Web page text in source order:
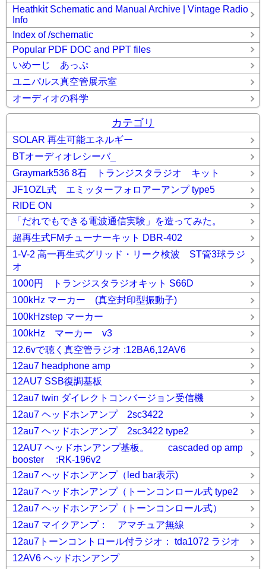
Heathkit Schematic and Manual Archive | Vintage Radio
Info
Index of /schematic
Popular PDF DOC and PPT files
いめーじ あっぷ
ユニパルス真空管展示室
オーディオの科学
カテゴリ
SOLAR 再生可能エネルギー
BTオーディオレシーバ_
Graymark536 8石 トランジスタラジオ キット
JF1OZL式 エミッターフォロアーアンプ type5
RIDE ON
「だれでもできる電波通信実験」を造ってみた。
超再生式FMチューナーキット DBR-402
1-V-2 高一再生式グリッド・リーク検波 ST管3球ラジ
オ
1000円 トランジスタラジオキット S66D
100kHz マーカー (真空封印型振動子)
100kHzstep マーカー
100kHz マーカー v3
12.6vで聴く真空管ラジオ :12BA6,12AV6
12au7 headphone amp
12AU7 SSB復調基板
12au7 twin ダイレクトコンバージョン受信機
12au7 ヘッドホンアンプ 2sc3422
12au7 ヘッドホンアンプ 2sc3422 type2
12AU7 ヘッドホンアンプ基板。 cascaded op amp
booster :RK-196v2
12au7 ヘッドホンアンプ（led bar表示)
12au7 ヘッドホンアンプ（トーンコンロール式 type2
12au7 ヘッドホンアンプ（トーンコンロール式）
12au7 マイクアンプ： アマチュア無線
12au7トーンコントロール付ラジオ： tda1072 ラジオ
12AV6 ヘッドホンアンプ